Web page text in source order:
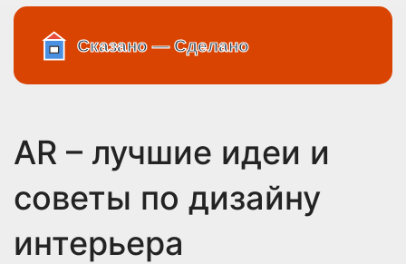
AR – лучшие идеи и
советы по дизайну
интерьера